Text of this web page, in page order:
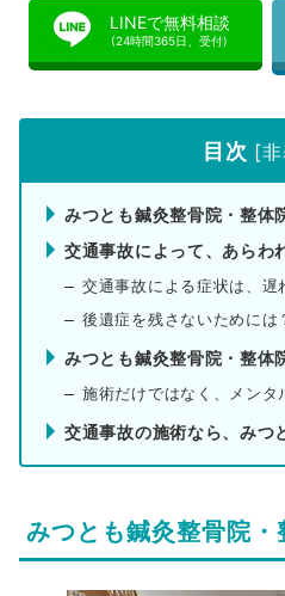
LINEで無料相談
(24時間365日、受付)
目次 [
みつとも鍼灸整骨院・整体
交通事故によって、あらわ
交通事故による症状は、
後遺症を残さないためには
みつとも鍼灸整骨院・整体
施術だけではなく、メンタ
交通事故の施術なら、みつ
みつとも鍼灸整骨院・